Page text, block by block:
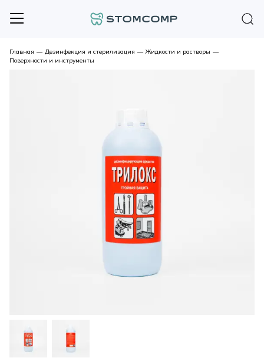
Главная — Дезинфекция и стерилизация — Жидкости и растворы —
Поверхности и инструменты